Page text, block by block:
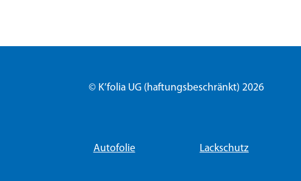
© K’folia UG (haftungsbeschränkt) 2026
Autofolie Lackschutz